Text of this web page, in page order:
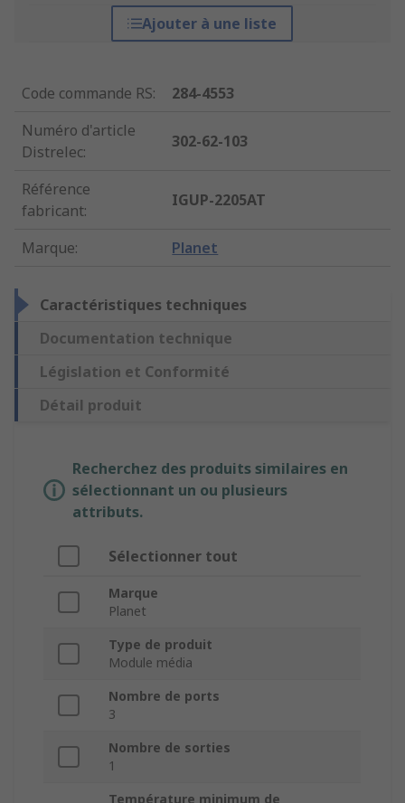
Ajouter à une liste
Code commande RS:
284-4553
Numéro d'article
Distrelec:
302-62-103
Référence
fabricant:
IGUP-2205AT
Marque: Planet
Caractéristiques techniques
Documentation technique
Législation et Conformité
Détail produit
Recherchez des produits similaires en
sélectionnant un ou plusieurs
attributs.
Sélectionner tout
Marque
Planet
Type de produit
Module média
Nombre de ports
3
Nombre de sorties
1
Température minimum de